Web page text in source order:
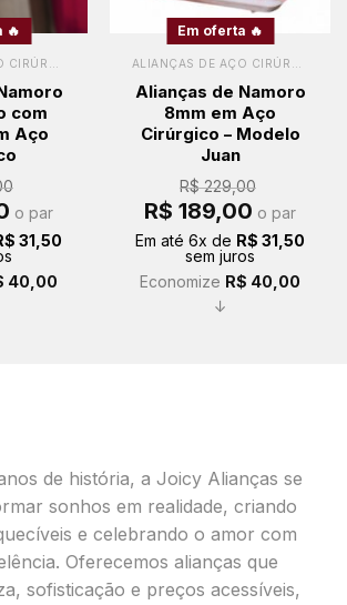
🔥
com
Aço
preço
atual
é:
R$ 189,00.
o par
31,50
40,00
Em oferta 🔥
Alianças de Namoro
8mm em Aço
Cirúrgico – Modelo
Juan
R$229,00
O
preço
era:
R$ 229,00.
R$ 189,00 preço
atual
é:
R$ 189,00.
o par
Em até 6x de R$ 31,50
sem juros
Economize R$ 40,00
↓
de história, a Joicy Alianças se
sonhos em realidade, criando
e celebrando o amor com
Oferecemos alianças que
sofisticação e preços acessíveis,